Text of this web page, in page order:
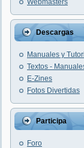
Webmasters
Descargas
Manuales y
Textos -
E-Zines
Fotos Divertidas
Participa
Foro